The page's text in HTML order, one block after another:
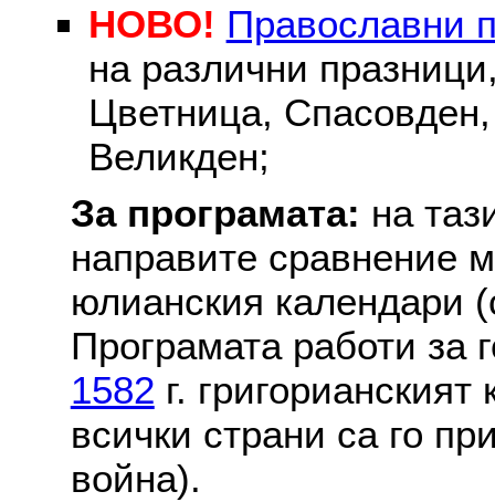
НОВО! Православни
на различни
Цветница, Спасовден,
Великден;
За програмата: на
направите сравнение
юлианския календари
Програмата работи за
1582 г.
всички страни са го
война).